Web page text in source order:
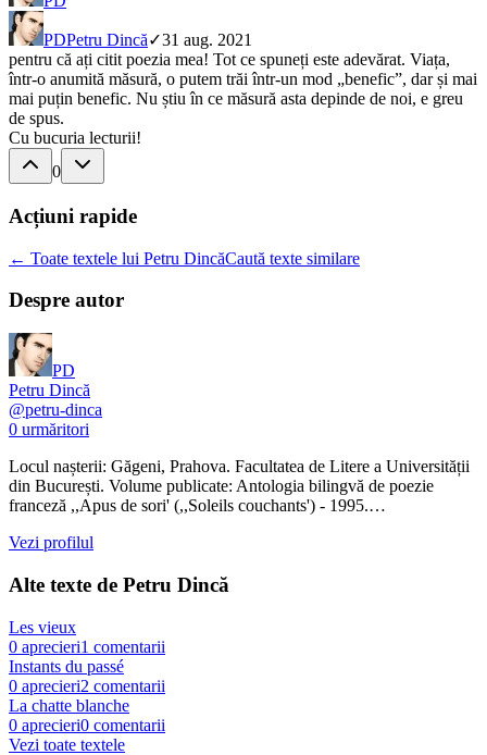
PDPetru Dincă✓31 aug. 2021
pentru că ați citit poezia mea! Tot ce spuneți este adevărat. Viața,
într-o anumită măsură, o putem trăi într-un mod „benefic”, dar și mai
mai puțin benefic. Nu știu în ce măsură asta depinde de noi, e greu
de spus.
Cu bucuria lecturii!
0
Acțiuni rapide
← Toate textele lui Petru DincăCaută texte similare
Despre autor
PD
Petru Dincă
@petru-dinca
0 urmăritori
Locul nașterii: Găgeni, Prahova. Facultatea de Litere a Universității
din București. Volume publicate: Antologia bilingvă de poezie
franceză ,,Apus de sori' (,,Soleils couchants') - 1995.…
Vezi profilul
Alte texte de Petru Dincă
Les vieux
0 aprecieri1 comentarii
Instants du passé
0 aprecieri2 comentarii
La chatte blanche
0 aprecieri0 comentarii
Vezi toate textele